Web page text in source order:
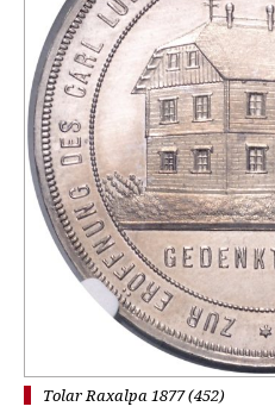
Tolar Raxalpa 1877 (452)